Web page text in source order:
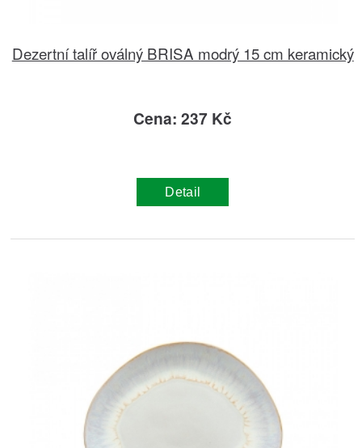
Dezertní talíř oválný BRISA modrý 15 cm keramický
Cena: 237 Kč
Detail